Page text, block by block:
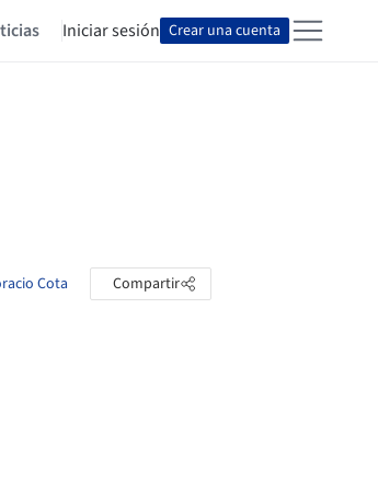
Iniciar sesión Crear una cuenta
Cota Compartir